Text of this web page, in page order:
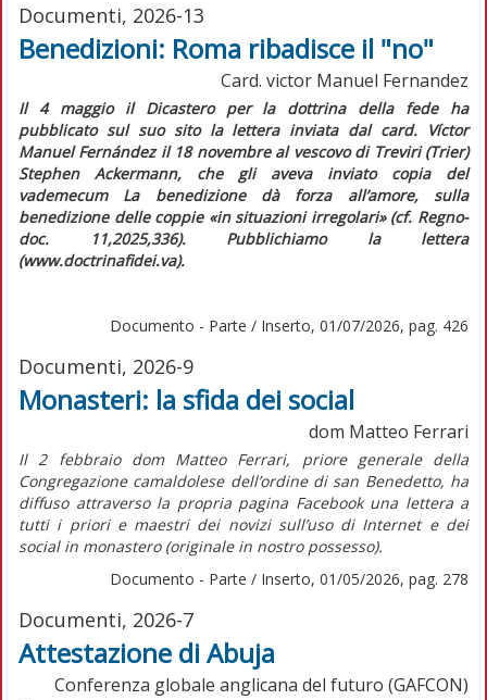
Documenti, 2026-13
Benedizioni: Roma ribadisce il "no"
Card. victor Manuel Fernandez
Il 4 maggio il Dicastero per la dottrina della fede ha
pubblicato sul suo sito la lettera inviata dal card. Víctor
Manuel Fernández il 18 novembre al vescovo di Treviri (Trier)
Stephen Ackermann, che gli aveva inviato copia del
vademecum La benedizione dà forza all’amore, sulla
benedizione delle coppie «in situazioni irregolari» (cf. Regno-
doc.
11,2025,336). Pubblichiamo la lettera
(www.doctrinafidei.va).
Documento - Parte / Inserto, 01/07/2026, pag. 426
Documenti, 2026-9
Monasteri: la sfida dei social
dom Matteo Ferrari
Il 2 febbraio dom Matteo Ferrari, priore generale della
Congregazione camaldolese dell’ordine di san Benedetto, ha
diffuso attraverso la propria pagina Facebook una lettera a
tutti i priori e maestri dei novizi sull’uso di Internet e dei
social in monastero (originale in nostro possesso).
Documento - Parte / Inserto, 01/05/2026, pag. 278
Documenti, 2026-7
Attestazione di Abuja
Conferenza globale anglicana del futuro (GAFCON)